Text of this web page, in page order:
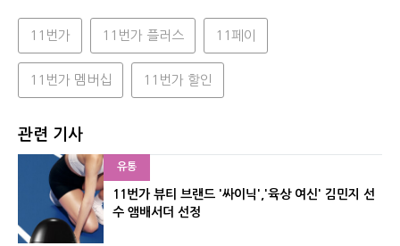
11번가 11번가 플러스 11페이
11번가 멤버십 11번가 할인
관련 기사
유통
11번가 뷰티 브랜드 '싸이닉','육상 여신' 김민지 선
수 앰배서더 선정